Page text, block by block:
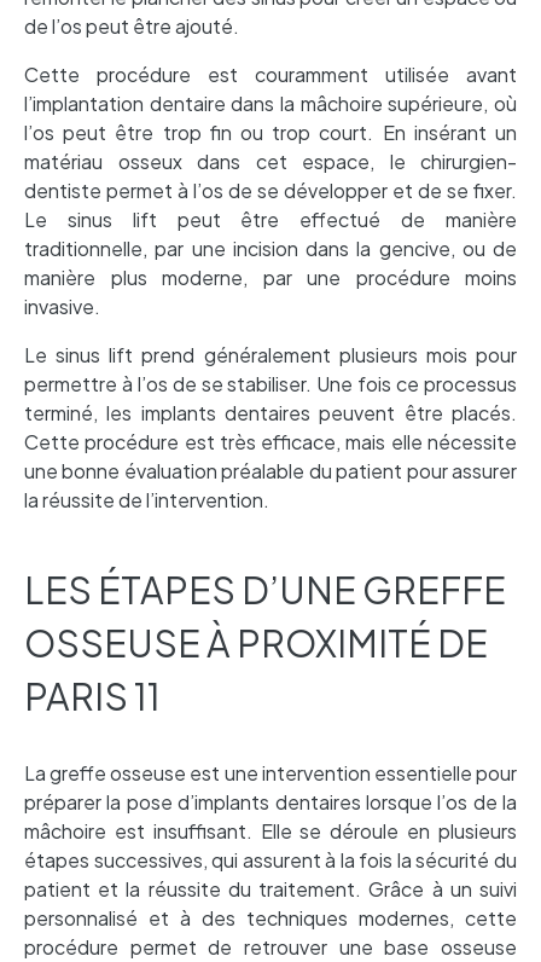
de l’os peut être ajouté.
Cette procédure est couramment utilisée avant
l’implantation dentaire dans la mâchoire supérieure, où
l’os peut être trop fin ou trop court. En insérant un
matériau osseux dans cet espace, le chirurgien-
dentiste permet à l’os de se développer et de se fixer.
Le sinus lift peut être effectué de manière
traditionnelle, par une incision dans la gencive, ou de
manière plus moderne, par une procédure moins
invasive.
Le sinus lift prend généralement plusieurs mois pour
permettre à l’os de se stabiliser. Une fois ce processus
terminé, les implants dentaires peuvent être placés.
Cette procédure est très efficace, mais elle nécessite
une bonne évaluation préalable du patient pour assurer
la réussite de l’intervention.
LES ÉTAPES D’UNE GREFFE
OSSEUSE À PROXIMITÉ DE
PARIS 11
La greffe osseuse est une intervention essentielle pour
préparer la pose d’implants dentaires lorsque l’os de la
mâchoire est insuffisant. Elle se déroule en plusieurs
étapes successives, qui assurent à la fois la sécurité du
patient et la réussite du traitement. Grâce à un suivi
personnalisé et à des techniques modernes, cette
procédure permet de retrouver une base osseuse